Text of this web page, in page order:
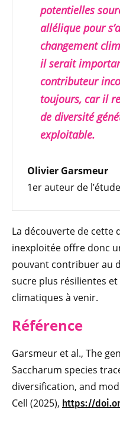
potentielles
allélique pour
changement
il serait
contributeur
toujours, car il
de diversité
exploitable.
Olivier Garsmeur
1er auteur de
La découverte de cette
inexploitée offre donc
pouvant contribuer au
sucre plus résilientes
climatiques à venir.
Référence
Garsmeur et al., The
Saccharum species
diversification, and
Cell (2025), https://